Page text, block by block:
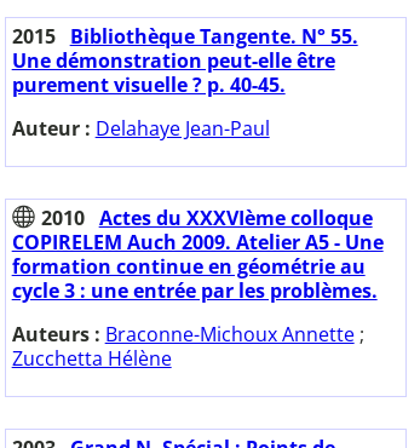
2015
Bibliothèque Tangente. N° 55.
Une démonstration peut-elle être
purement visuelle ? p. 40-45.
Auteur : Delahaye Jean-Paul
2010 Actes du XXXVIème colloque
COPIRELEM Auch 2009. Atelier A5 - Une
formation continue en géométrie au
cycle 3 : une entrée par les problèmes.
Auteurs : Braconne-Michoux Annette;
Zucchetta Hélène